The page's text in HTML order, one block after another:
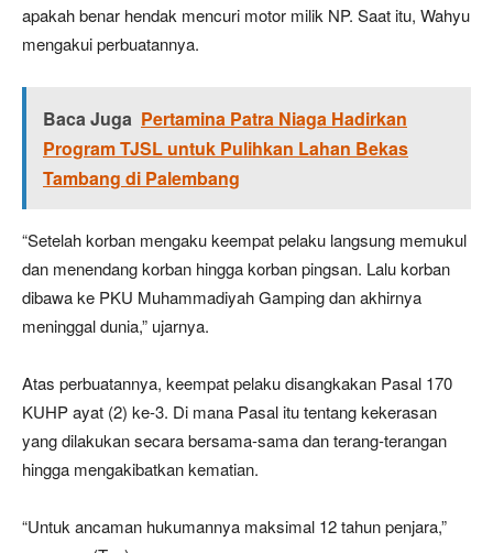
apakah benar hendak mencuri motor milik NP. Saat itu, Wahyu
mengakui perbuatannya.
Baca Juga Pertamina Patra Niaga Hadirkan
Program TJSL untuk Pulihkan Lahan Bekas
Tambang di Palembang
“Setelah korban mengaku keempat pelaku langsung memukul
dan menendang korban hingga korban pingsan. Lalu korban
dibawa ke PKU Muhammadiyah Gamping dan akhirnya
meninggal dunia,” ujarnya.
Atas perbuatannya, keempat pelaku disangkakan Pasal 170
KUHP ayat (2) ke-3. Di mana Pasal itu tentang kekerasan
yang dilakukan secara bersama-sama dan terang-terangan
hingga mengakibatkan kematian.
“Untuk ancaman hukumannya maksimal 12 tahun penjara,”